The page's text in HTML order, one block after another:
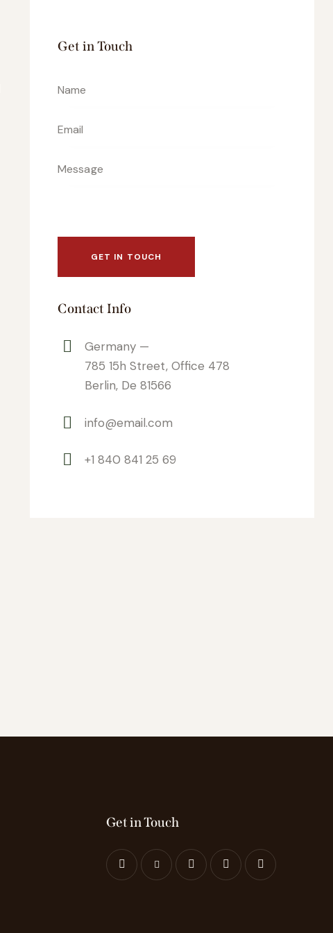
Get in Touch
Contact Info
Germany —
785 15h Street, Office 478
Berlin, De 81566
info@email.com
+1 840 841 25 69
Get in Touch